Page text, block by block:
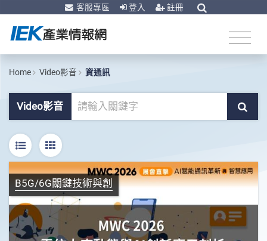
客服專區 登入 註冊
Home Video影音 資通訊
Video影音
B5G/6G關鍵技術與創